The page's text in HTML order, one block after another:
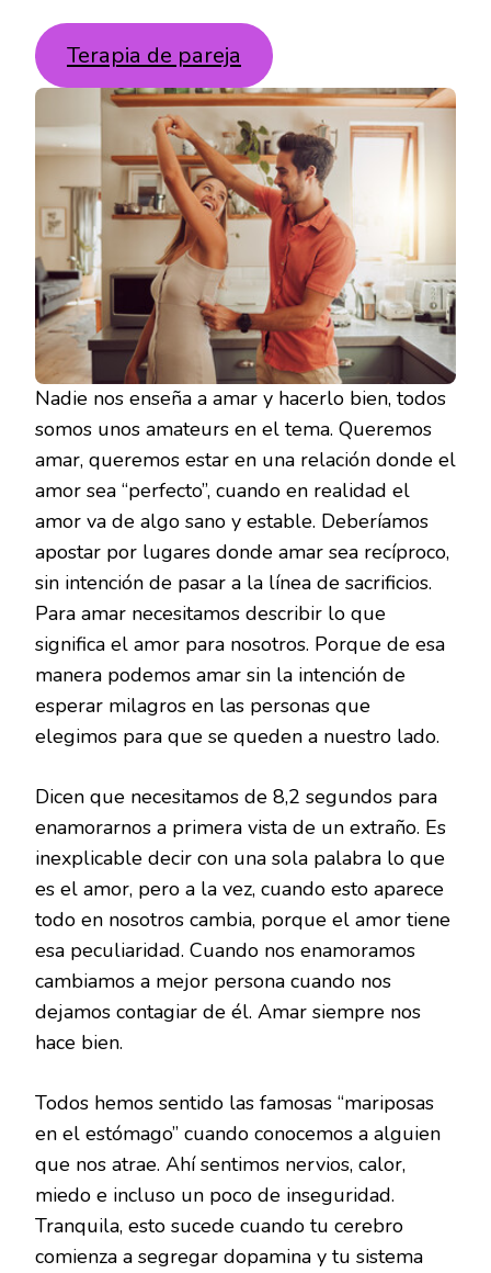
Terapia de pareja
Nadie nos enseña a amar y hacerlo bien, todos
somos unos amateurs en el tema. Queremos
amar, queremos estar en una relación donde el
amor sea “perfecto”, cuando en realidad el
amor va de algo sano y estable. Deberíamos
apostar por lugares donde amar sea recíproco,
sin intención de pasar a la línea de sacrificios.
Para amar necesitamos describir lo que
significa el amor para nosotros. Porque de esa
manera podemos amar sin la intención de
esperar milagros en las personas que
elegimos para que se queden a nuestro lado.
Dicen que necesitamos de 8,2 segundos para
enamorarnos a primera vista de un extraño. Es
inexplicable decir con una sola palabra lo que
es el amor, pero a la vez, cuando esto aparece
todo en nosotros cambia, porque el amor tiene
esa peculiaridad. Cuando nos enamoramos
cambiamos a mejor persona cuando nos
dejamos contagiar de él. Amar siempre nos
hace bien.
Todos hemos sentido las famosas “mariposas
en el estómago” cuando conocemos a alguien
que nos atrae. Ahí sentimos nervios, calor,
miedo e incluso un poco de inseguridad.
Tranquila, esto sucede cuando tu cerebro
comienza a segregar dopamina y tu sistema